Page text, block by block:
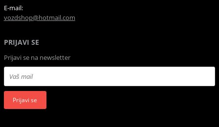
E-mail:
vozdshop@hotmail.com
PRIJAVI SE
Prijavi se na newsletter
Prijavi se